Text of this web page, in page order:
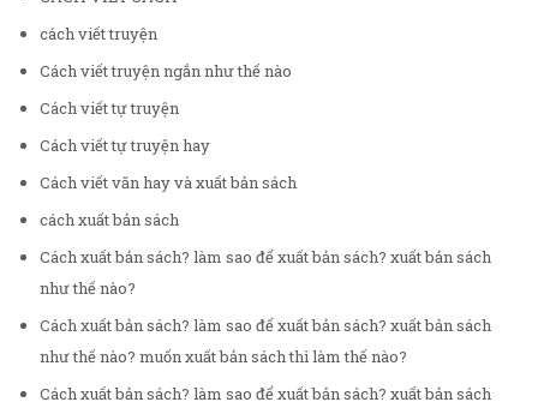
cách viết truyện
Cách viết truyện ngắn như thế nào
Cách viết tự truyện
Cách viết tự truyện hay
Cách viết văn hay và xuất bản sách
cách xuất bản sách
Cách xuất bản sách? làm sao để xuất bản sách? xuất bản sách
như thế nào?
Cách xuất bản sách? làm sao để xuất bản sách? xuất bản sách
như thế nào? muốn xuất bản sách thì làm thế nào?
Cách xuất bản sách? làm sao để xuất bản sách? xuất bản sách